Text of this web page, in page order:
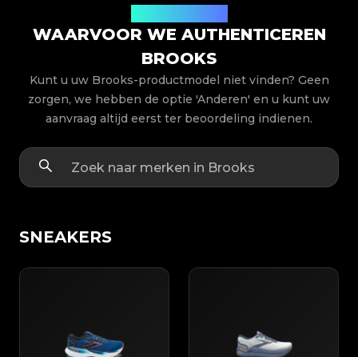
WAARVOOR WE AUTHENTICEREN
BROOKS
Kunt u uw Brooks-productmodel niet vinden? Geen
zorgen, we hebben de optie 'Anderen' en u kunt uw
aanvraag altijd eerst ter beoordeling indienen.
SNEAKERS